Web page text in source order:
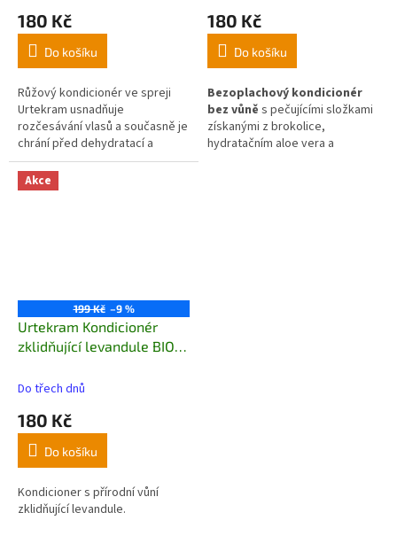
180 Kč
Do košíku
Růžový kondicionér ve spreji
Urtekram usnadňuje
rozčesávání vlasů a současně je
chrání před dehydratací a
poškozením při úpravě horkým
vzduchem.
množství výtažků z Aloe
180 Kč
Do košíku
Bezoplachový kondicionér
bez vůně s pečujícími složkami
získanými z brokolice,
hydratačním aloe vera a
Akce
199 Kč –9 %
Urtekram Kondicionér
zklidňující levandule BIO
Do třech dnů
180 Kč
Do košíku
Kondicioner s přírodní vůní
zklidňující levandule.